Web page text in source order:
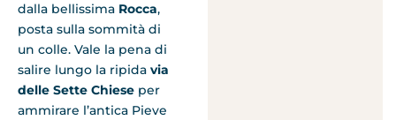
dalla bellissima Rocca,
posta sulla sommità di
un colle. Vale la pena di
salire lungo la ripida via
delle Sette Chiese per
ammirare l’antica Pieve